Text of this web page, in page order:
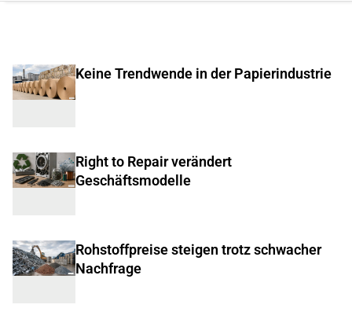
Keine Trendwende in der Papierindustrie
Right to Repair verändert
Geschäftsmodelle
Rohstoffpreise steigen trotz schwacher
Nachfrage